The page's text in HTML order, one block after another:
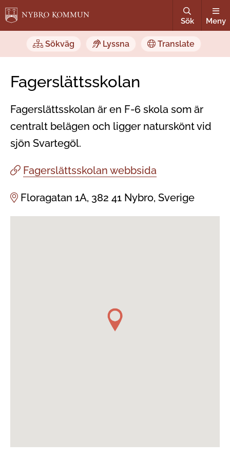
Sök Meny
Sökväg Lyssna Translate
Fagerslättsskolan
Fagerslättsskolan är en F-6 skola som är
centralt belägen och ligger naturskönt vid
sjön Svartegöl.
Fagerslättsskolan webbsida
Floragatan 1A, 382 41 Nybro, Sverige